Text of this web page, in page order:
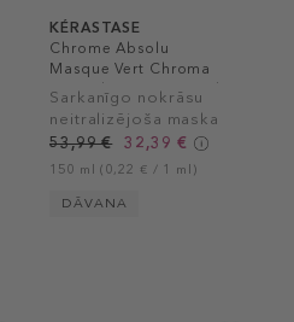
KÉRASTASE
Chrome Absolu
Masque Vert Chroma
Neutralisant Hair Mask
Sarkanīgo nokrāsu
neitralizējoša maska
tumši brūniem matiem
53,99 € 32,39 €
150 ml (0,22 € / 1 ml)
DĀVANA